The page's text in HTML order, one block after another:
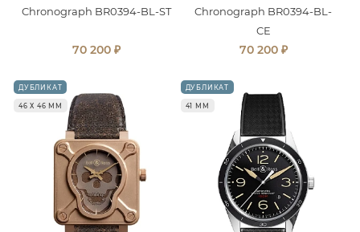
Chronograph BR0394-BL-ST
70 200 ₽
Chronograph BR0394-BL-
CE
70 200 ₽
ДУБЛИКАТ
46 Х 46 ММ
ДУБЛИКАТ
41 ММ